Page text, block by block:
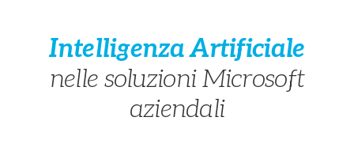
Intelligenza Artificiale
nelle soluzioni Microsoft
aziendali